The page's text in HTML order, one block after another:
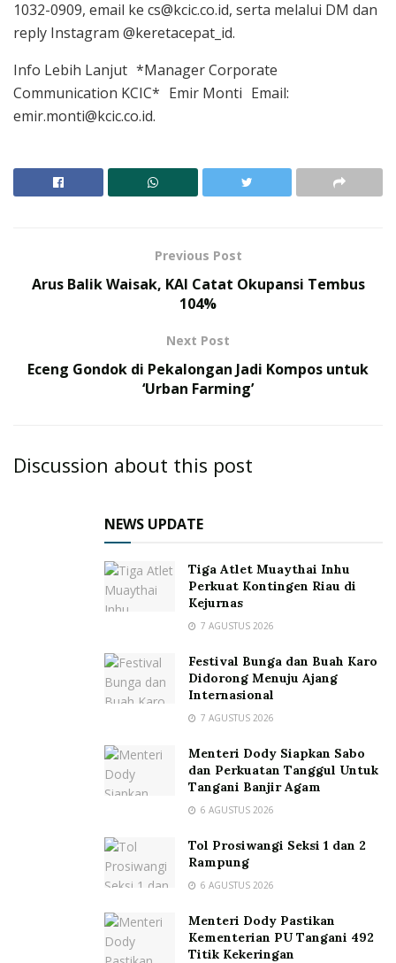
1032-0909, email ke cs@kcic.co.id, serta melalui DM dan
reply Instagram @keretacepat_id.
Info Lebih Lanjut *Manager Corporate
Communication KCIC* Emir Monti Email:
emir.monti@kcic.co.id.
Previous Post
Arus Balik Waisak, KAI Catat Okupansi Tembus
104%
Next Post
Eceng Gondok di Pekalongan Jadi Kompos untuk
‘Urban Farming’
Discussion about this post
NEWS UPDATE
Tiga Atlet Muaythai Inhu
Perkuat Kontingen Riau di
Kejurnas
7 AGUSTUS 2026
Festival Bunga dan Buah Karo
Didorong Menuju Ajang
Internasional
7 AGUSTUS 2026
Menteri Dody Siapkan Sabo
dan Perkuatan Tanggul Untuk
Tangani Banjir Agam
6 AGUSTUS 2026
Tol Prosiwangi Seksi 1 dan 2
Rampung
6 AGUSTUS 2026
Menteri Dody Pastikan
Kementerian PU Tangani 492
Titik Kekeringan